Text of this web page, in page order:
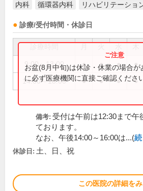
内科 循環器内科 リハビリテーショ
診療/受付時間・休診日
9:00～13:00 ● ● ● ●
14:00～18:00 ● ● ● ●
お盆(8月中旬)は休診・休業の場合
に必ず医療機関に直接ご確認くださ
備考: 受付は午前は12:30まで午
ております。
なお、午後14:00～16:00は...(
休診日: 土、日、祝
この医院の詳細を